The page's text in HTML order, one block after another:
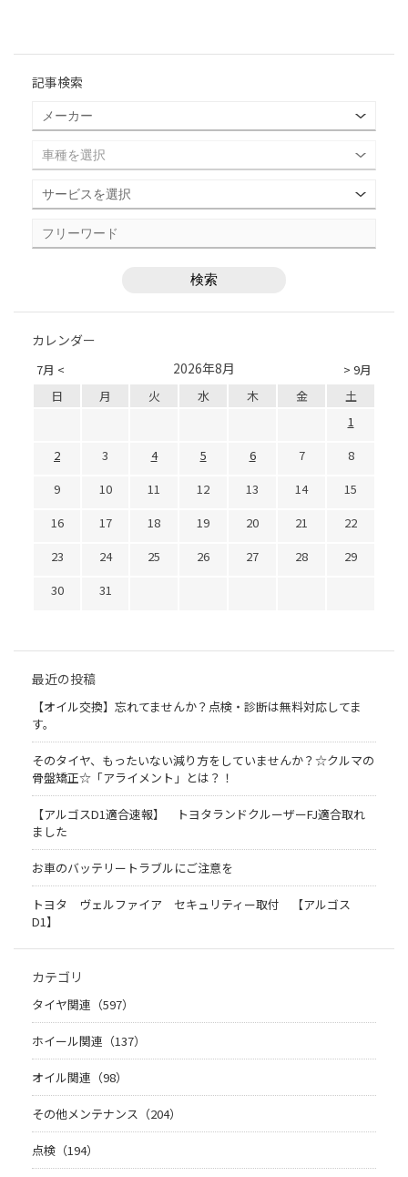
記事検索
カレンダー
7月 < > 9月
2026年8月
日 月 火 水 木 金
土
1
2
3 4 5 6 7
8
9
10 11 12 13 14
15
16
17 18 19 20 21
22
23
24 25 26 27 28
29
30
31
最近の投稿
【オイル交換】忘れてませんか？点検・診断は無料対応してま
す。
そのタイヤ、もったいない減り方をしていませんか？☆クルマの
骨盤矯正☆「アライメント」とは？！
【アルゴスD1適合速報】 トヨタランドクルーザーFJ適合取れ
ました
お車のバッテリートラブルにご注意を
トヨタ ヴェルファイア セキュリティー取付 【アルゴス
D1】
カテゴリ
タイヤ関連（597）
ホイール関連（137）
オイル関連（98）
その他メンテナンス（204）
点検（194）